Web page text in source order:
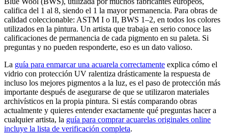
califica del 1 al 8, siendo el 1 la mayor permanencia. Para obras de
calidad coleccionable: ASTM I o II, BWS 1–2, en todos los colores
utilizados en la pintura. Un artista que trabaja en serio conoce las
calificaciones de permanencia de cada pigmento en su paleta. Si
preguntas y no pueden responderte, eso es un dato valioso.
La guía para enmarcar una acuarela correctamente explica cómo el
vidrio con protección UV ralentiza drásticamente la respuesta de
incluso los mejores pigmentos a la luz, es el paso de protección más
importante después de asegurarse de que se utilizaron materiales
archivísticos en la propia pintura. Si estás comparando obras
actualmente y quieres entender exactamente qué preguntas hacer a
cualquier artista, la guía para comprar acuarelas originales online
incluye la lista de verificación completa.